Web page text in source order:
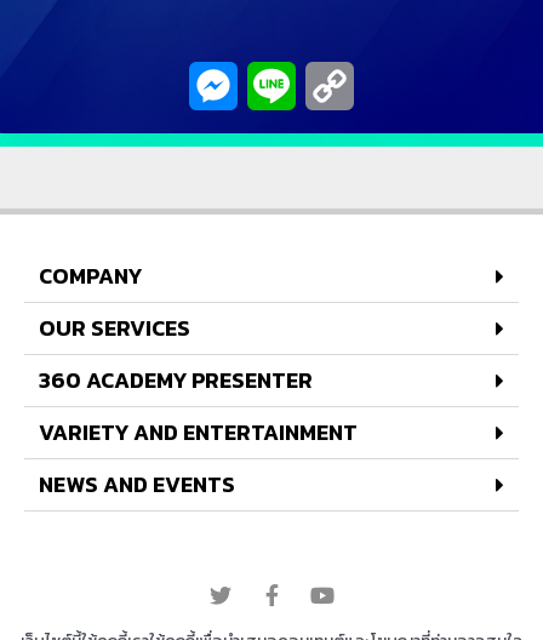
Messenger
Line
Link
COMPANY
OUR SERVICES
360 ACADEMY PRESENTER
VARIETY AND ENTERTAINMENT
NEWS AND EVENTS